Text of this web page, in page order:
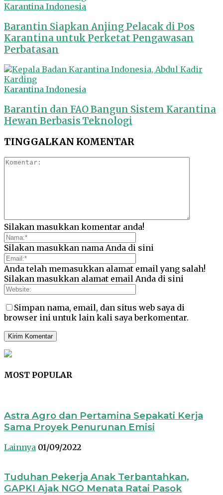
Karantina Indonesia
Barantin Siapkan Anjing Pelacak di Pos
Karantina untuk Perketat Pengawasan
Perbatasan
Karantina Indonesia
Barantin dan FAO Bangun Sistem Karantina
Hewan Berbasis Teknologi
TINGGALKAN KOMENTAR
Silakan masukkan komentar anda!
Silakan masukkan nama Anda di sini
Anda telah memasukkan alamat email yang salah!
Silakan masukkan alamat email Anda di sini
Simpan nama, email, dan situs web saya di
browser ini untuk lain kali saya berkomentar.
MOST POPULAR
Astra Agro dan Pertamina Sepakati Kerja
Sama Proyek Penurunan Emisi
Lainnya 01/09/2022
Tuduhan Pekerja Anak Terbantahkan,
GAPKI Ajak NGO Menata Ratai Pasok